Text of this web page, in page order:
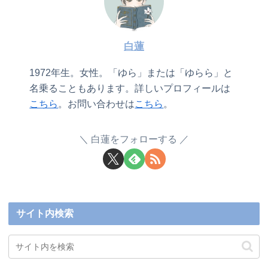
白蓮
1972年生。女性。「ゆら」または「ゆらら」と
名乗ることもあります。詳しいプロフィールは
こちら。お問い合わせはこちら。
白蓮をフォローする
サイト内検索